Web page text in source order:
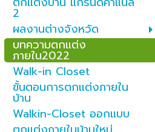
2
ผลงานต่างจังหวัด
บทความตกแต่ง
ภายใน2022
Walk-in Closet
ขั้นตอนการตกแต่งภายใน
บ้าน
Walkin-Closet ออกแบบ